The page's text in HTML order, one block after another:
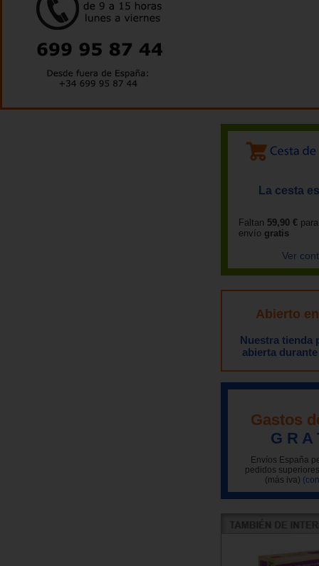
La cesta
Faltan 59,90 €
envío gratis
Ver
Abierto
Nuestra tienda
abierta
Gastos
G R A
Envíos España
pedidos
(más iva)